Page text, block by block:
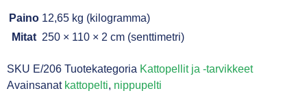
Paino 12,65 kg (kilogramma)
Mitat 250 × 110 × 2 cm (senttimetri)
SKU E/206 Tuotekategoria Kattopellit ja -tarvikkeet
Avainsanat kattopelti, nippupelti